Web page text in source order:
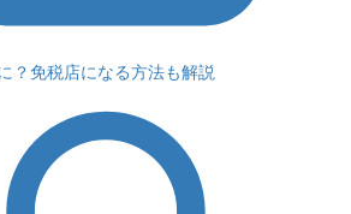
？免税店になる方法も解説